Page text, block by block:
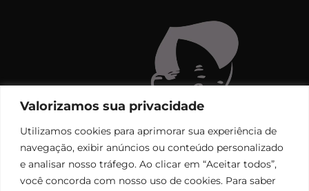
Valorizamos sua privacidade
Utilizamos cookies para aprimorar sua experiência de
navegação, exibir anúncios ou conteúdo personalizado
e analisar nosso tráfego. Ao clicar em “Aceitar todos”,
você concorda com nosso uso de cookies. Para saber